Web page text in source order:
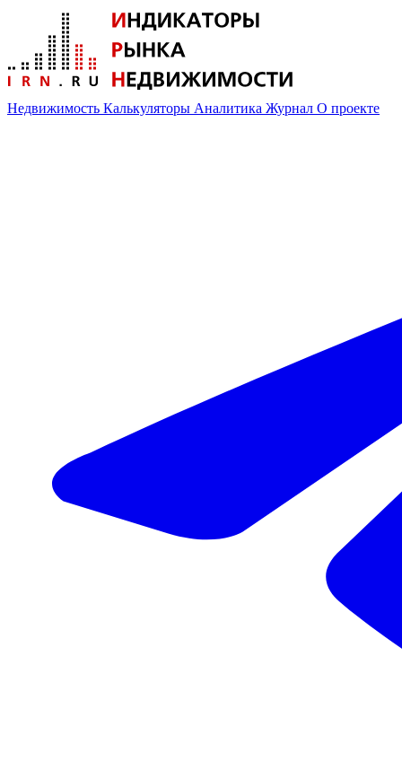
Недвижимость Калькуляторы Аналитика Журнал О проекте